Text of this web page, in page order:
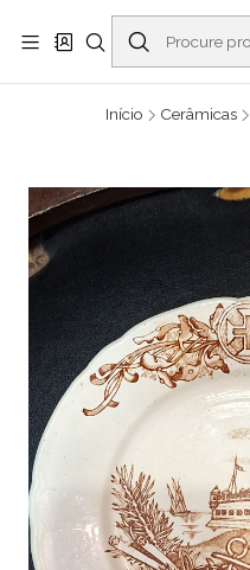
Buscantiguidades - Leilões.
Castelo -
Início Cerâmicas